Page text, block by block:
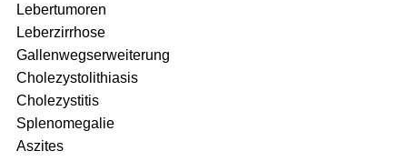
Lebertumoren
Leberzirrhose
Gallenwegserweiterung
Cholezystolithiasis
Cholezystitis
Splenomegalie
Aszites